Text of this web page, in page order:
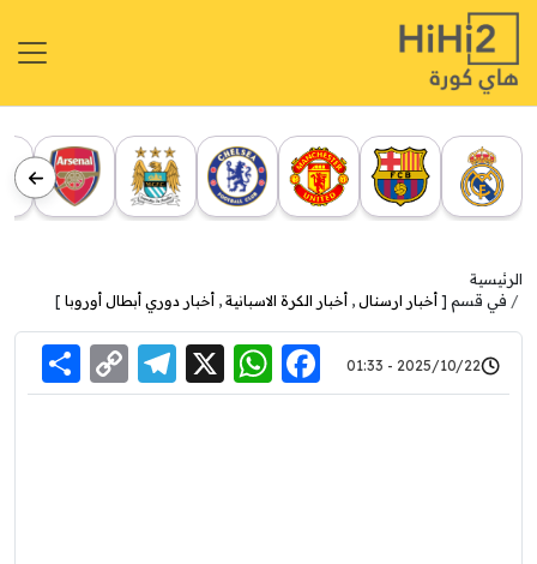
الرئيسية
في قسم [ أخبار ارسنال , أخبار الكرة الاسبانية , أخبار دوري أبطال أوروبا ]
2025/10/22 - 01:33
Facebook
WhatsApp
X
Link